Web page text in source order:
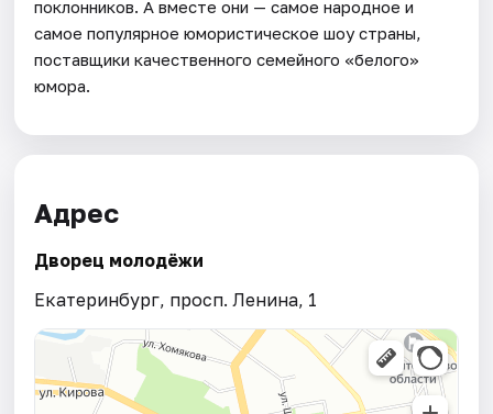
поклонников. А вместе они — самое народное и
самое популярное юмористическое шоу страны,
поставщики качественного семейного «белого»
юмора.
Адрес
Дворец молодёжи
Екатеринбург, просп. Ленина, 1